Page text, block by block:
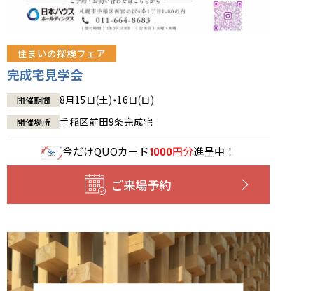
住まいの探検フェア
完成宅見学会
開催期間 8月15日(土)・16日(日)
開催場所 手稲区前田9条完成宅
今だけQUOカード1000円分進呈中！
ご来場予約